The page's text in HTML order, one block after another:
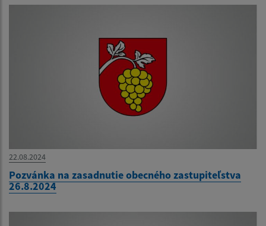
22.08.2024
Pozvánka na zasadnutie obecného zastupiteľstva
26.8.2024